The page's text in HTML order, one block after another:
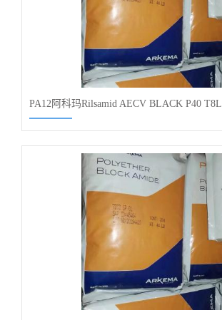
PA12阿科玛Rilsamid AECV BLACK P40 T8L